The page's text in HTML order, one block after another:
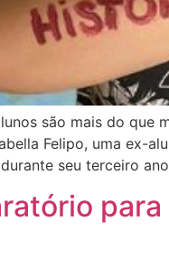
são mais do
Felipo, uma ex-
seu terceiro